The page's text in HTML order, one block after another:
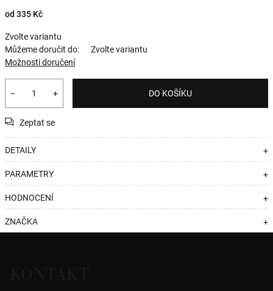
od 335 Kč
Zvolte variantu
Můžeme doručit do:
Zvolte variantu
Možnosti doručení
+
− DO KOŠÍKU
Zeptat se
DETAILY +
PARAMETRY +
HODNOCENÍ +
ZNAČKA +